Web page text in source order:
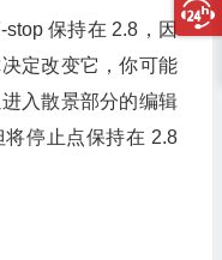
保持在 2.8，因
定改变它，你可能
入散景部分的编辑
停止点保持在 2.8